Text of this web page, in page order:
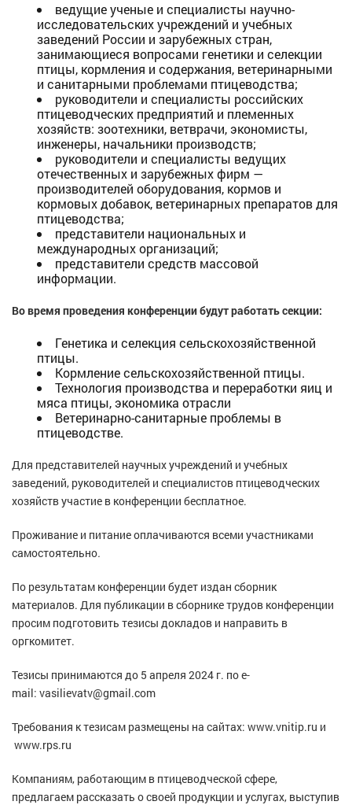
ведущие ученые и специалисты научно-
исследовательских учреждений и учебных
заведений России и зарубежных стран,
занимающиеся вопросами генетики и селекции
птицы, кормления и содержания, ветеринарными
и санитарными проблемами птицеводства;
руководители и специалисты российских
птицеводческих предприятий и племенных
хозяйств: зоотехники, ветврачи, экономисты,
инженеры, начальники производств;
руководители и специалисты ведущих
отечественных и зарубежных фирм —
производителей оборудования, кормов и
кормовых добавок, ветеринарных препаратов для
птицеводства;
представители национальных и
международных организаций;
представители средств массовой
информации.
Во время проведения конференции будут работать секции:
Генетика и селекция сельскохозяйственной
птицы.
Кормление сельскохозяйственной птицы.
Технология производства и переработки яиц и
мяса птицы, экономика отрасли
Ветеринарно-санитарные проблемы в
птицеводстве.
Для представителей научных учреждений и учебных
заведений, руководителей и специалистов птицеводческих
хозяйств участие в конференции бесплатное.
Проживание и питание оплачиваются всеми участниками
самостоятельно.
По результатам конференции будет издан сборник
материалов. Для публикации в сборнике трудов конференции
просим подготовить тезисы докладов и направить в
оргкомитет.
Тезисы принимаются до 5 апреля 2024 г. по e-
mail: vasilievatv@gmail.com
Требования к тезисам размещены на сайтах: www.vnitip.ru и
www.rps.ru
Компаниям, работающим в птицеводческой сфере,
предлагаем рассказать о своей продукции и услугах, выступив